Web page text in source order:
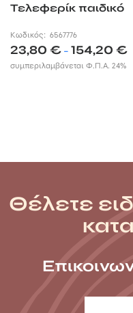
Τελεφερίκ παιδικό
Κωδικός: 6567776
23,80 € – 154,20 €
συμπεριλαμβάνεται Φ.Π.Α. 24%
Θέλετε